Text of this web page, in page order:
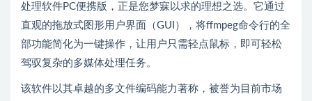
处理软件PC便携版，正是您梦寐以求的理想之选。它通过
直观的拖放式图形用户界面（GUI），将ffmpeg命令行的全
部功能简化为一键操作，让用户只需轻点鼠标，即可轻松
驾驭复杂的多媒体处理任务。
该软件以其卓越的多文件编码能力著称，被誉为目前市场